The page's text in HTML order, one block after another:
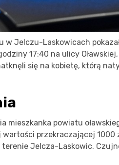
Jelczu-Laskowicach
17:40 na ulicy
się na kobietę, którą
powiatu
przekraczającej 1000
Jelcza-Laskowic.